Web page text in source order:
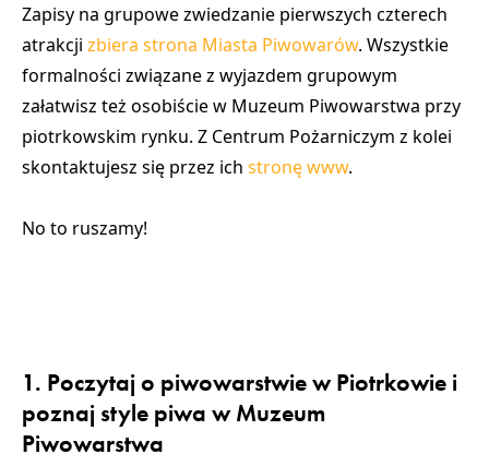
Zapisy na grupowe zwiedzanie pierwszych czterech
atrakcji zbiera strona Miasta Piwowarów. Wszystkie
formalności związane z wyjazdem grupowym
załatwisz też osobiście w Muzeum Piwowarstwa przy
piotrkowskim rynku. Z Centrum Pożarniczym z kolei
skontaktujesz się przez ich stronę www.
No to ruszamy!
1. Poczytaj o piwowarstwie w Piotrkowie i
poznaj style piwa w Muzeum
Piwowarstwa